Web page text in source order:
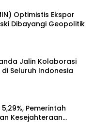
Optimistis Ekspor
Dibayangi Geopolitik
Jalin Kolaborasi
Seluruh Indonesia
Pemerintah
Kesejahteraan